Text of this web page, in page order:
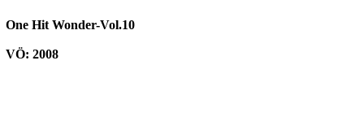
One Hit Wonder-Vol.10
VÖ: 2008